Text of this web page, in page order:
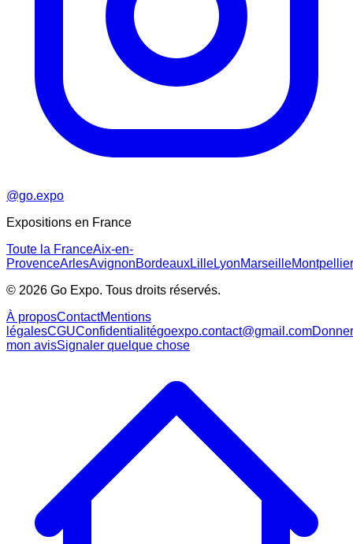
@go.expo
Expositions en France
Toute la FranceAix-en-
ProvenceArlesAvignonBordeauxLilleLyonMarseilleMontpellier
© 2026 Go Expo. Tous droits réservés.
À proposContactMentions
légalesCGUConfidentialitégoexpo.contact@gmail.comDonner
mon avisSignaler quelque chose